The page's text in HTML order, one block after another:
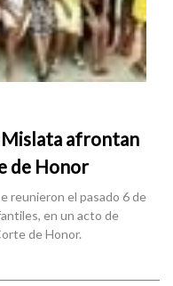
Mislata afrontan
de Honor
reunieron el pasado 6 de
en un acto de
de Honor.